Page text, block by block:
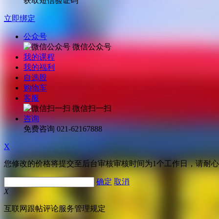
立即绑定
公众号
微信公众号
我的课程
我的福利
自选股
购物车
客服
微信扫一扫
咨询
免费咨询 021-62167888
X
您修改的价格将提交至后台审核审核时间为1个工作日，请耐
确定 取消
X
互联网跟帖评论服务管理规定